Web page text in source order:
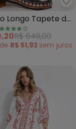
Cropped
Longo Tapete de
R$ 649,00
de R$ 51,92 sem juros